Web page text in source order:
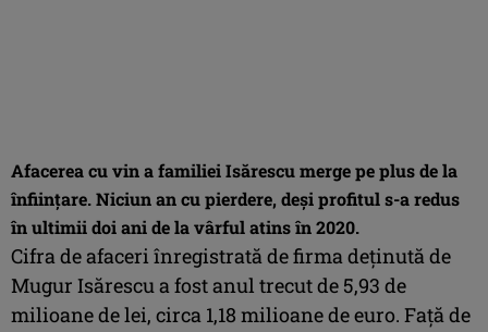
Afacerea cu vin a familiei Isărescu merge pe plus de la
înființare. Niciun an cu pierdere, deși profitul s-a redus
în ultimii doi ani de la vârful atins în 2020.
Cifra de afaceri înregistrată de firma deținută de
Mugur Isărescu a fost anul trecut de 5,93 de
milioane de lei, circa 1,18 milioane de euro. Față de